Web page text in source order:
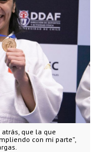
que la que
con mi parte”,